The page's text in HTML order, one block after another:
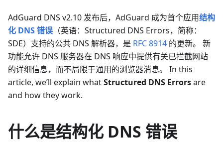
AdGuard DNS v2.10 发布后，AdGuard 成为首个应用结构
化 DNS 错误 （英语：Structured DNS Errors，简称：
SDE）支持的公共 DNS 解析器，是 RFC 8914 的更新。 新
功能允许 DNS 服务器在 DNS 响应中提供有关已拦截网站
的详细信息，而不局限于通用的浏览器消息。 In this
article, we’ll explain whatStructured DNS Errorsare
and how they work.
什么是结构化 DNS 错误